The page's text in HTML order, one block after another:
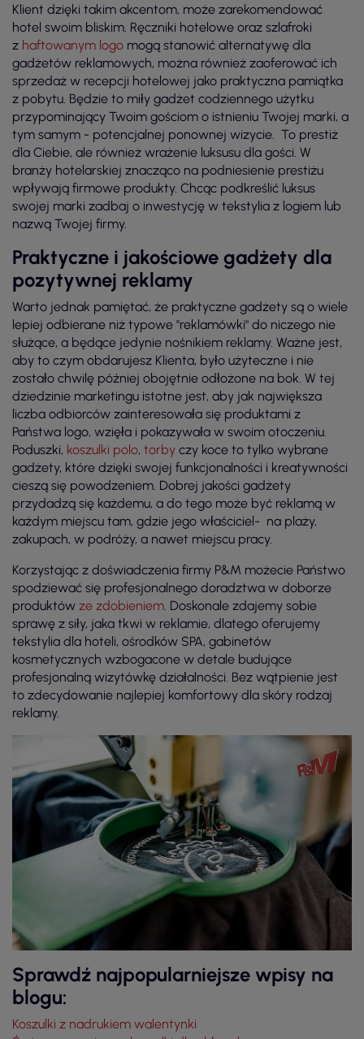
Klient dzięki takim akcentom, może zarekomendować
hotel swoim bliskim. Ręczniki hotelowe oraz szlafroki
z haftowanym logo mogą stanowić alternatywę dla
gadżetów reklamowych, można również zaoferować ich
sprzedaż w recepcji hotelowej jako praktyczna pamiątka
z pobytu. Będzie to miły gadżet codziennego użytku
przypominający Twoim gościom o istnieniu Twojej marki, a
tym samym - potencjalnej ponownej wizycie. To prestiż
dla Ciebie, ale również wrażenie luksusu dla gości. W
branży hotelarskiej znacząco na podniesienie prestiżu
wpływają firmowe produkty. Chcąc podkreślić luksus
swojej marki zadbaj o inwestycję w tekstylia z logiem lub
nazwą Twojej firmy.
Praktyczne i jakościowe gadżety dla
pozytywnej reklamy
Warto jednak pamiętać, że praktyczne gadżety są o wiele
lepiej odbierane niż typowe "reklamówki" do niczego nie
służące, a będące jedynie nośnikiem reklamy. Ważne jest,
aby to czym obdarujesz Klienta, było użyteczne i nie
zostało chwilę później obojętnie odłożone na bok. W tej
dziedzinie marketingu istotne jest, aby jak największa
liczba odbiorców zainteresowała się produktami z
Państwa logo, wzięła i pokazywała w swoim otoczeniu.
Poduszki, koszulki polo, torby czy koce to tylko wybrane
gadżety, które dzięki swojej funkcjonalności i kreatywności
cieszą się powodzeniem. Dobrej jakości gadżety
przydadzą się każdemu, a do tego może być reklamą w
każdym miejscu tam, gdzie jego właściciel- na plaży,
zakupach, w podróży, a nawet miejscu pracy.
Korzystając z doświadczenia firmy P&M możecie Państwo
spodziewać się profesjonalnego doradztwa w doborze
produktów ze zdobieniem . Doskonale zdajemy sobie
sprawę z siły, jaka tkwi w reklamie, dlatego oferujemy
tekstylia dla hoteli, ośrodków SPA, gabinetów
kosmetycznych wzbogacone w detale budujące
profesjonalną wizytówkę działalności. Bez wątpienie jest
to zdecydowanie najlepiej komfortowy dla skóry rodzaj
reklamy.
Sprawdź najpopularniejsze wpisy na
blogu:
Koszulki z nadrukiem walentynki